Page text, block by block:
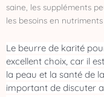
saine, les suppléments
les besoins en nutriments
Le beurre de karité
excellent choix, car il
la peau et la santé de
important de discuter